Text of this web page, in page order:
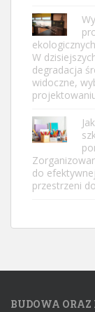
W
degradacja
widoczne,
do
przestrzeni
BUDOWA ORAZ